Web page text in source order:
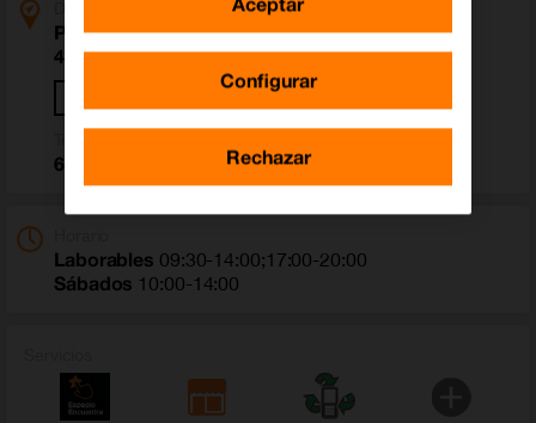
Plaza Constitucion 6 Bajo
46370 Chiva (Valencia)
651 139 875
Laborables 09:30-14:00;17:00-20:00
Sábados 10:00-14:00
Configurar
Rechazar